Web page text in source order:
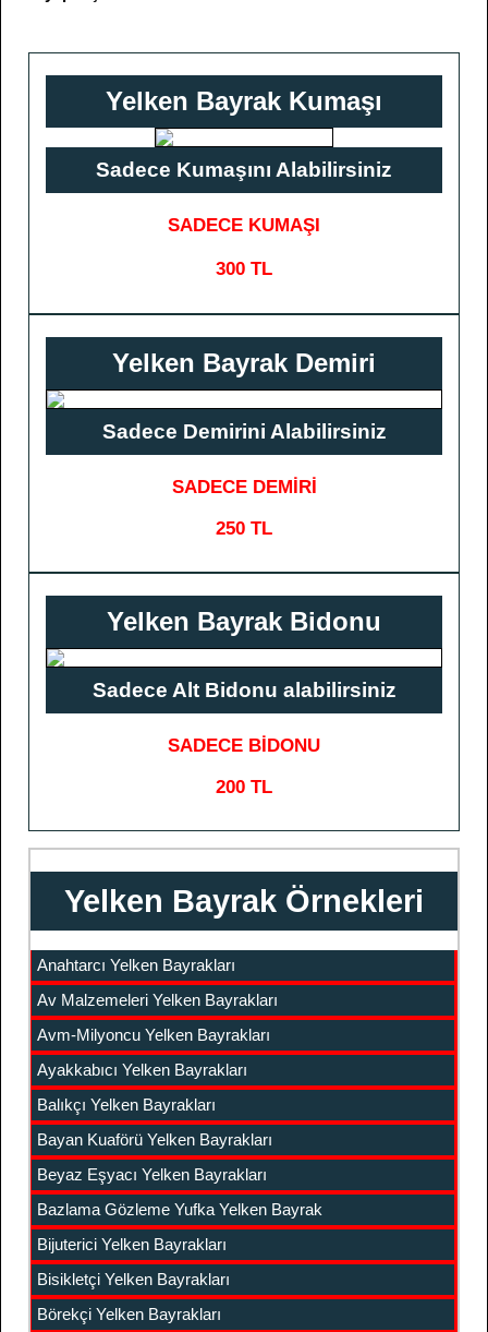
Yelken Bayrak Kumaşı
Sadece Kumaşını Alabilirsiniz
SADECE KUMAŞI
300 TL
Yelken Bayrak Demiri
Sadece Demirini Alabilirsiniz
SADECE DEMİRİ
250 TL
Yelken Bayrak Bidonu
Sadece Alt Bidonu alabilirsiniz
SADECE BİDONU
200 TL
Yelken Bayrak Örnekleri
Anahtarcı Yelken Bayrakları
Av Malzemeleri Yelken Bayrakları
Avm-Milyoncu Yelken Bayrakları
Ayakkabıcı Yelken Bayrakları
Balıkçı Yelken Bayrakları
Bayan Kuaförü Yelken Bayrakları
Beyaz Eşyacı Yelken Bayrakları
Bazlama Gözleme Yufka Yelken Bayrak
Bijuterici Yelken Bayrakları
Bisikletçi Yelken Bayrakları
Börekçi Yelken Bayrakları